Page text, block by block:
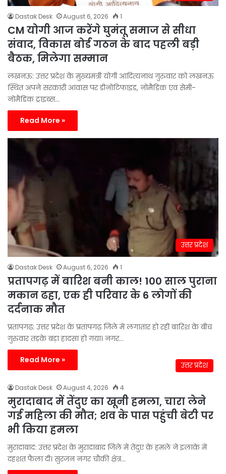
Dastak Desk August 6, 2026 1
CM योगी आज करेंगे घुमंतू समाज से सीधा
संवाद, विकास बोर्ड गठन के बाद पहली बड़ी
बैठक, मिलेगा सम्मान
लखनऊ: उत्तर प्रदेश के मुख्यमंत्री योगी आदित्यनाथ गुरुवार को लखनऊ
स्थित अपने सरकारी आवास पर डीनोटिफाइड, नोमैडिक एवं सेमी-
नोमैडिक ट्राइब्स…
Read More »
उत्तर प्रदेश
Dastak Desk August 6, 2026 1
प्रतापगढ़ में बारिश बनी काल! 100 साल पुराना
मकान ढहा, एक ही परिवार के 6 लोगों की
दर्दनाक मौत
प्रतापगढ़: उत्तर प्रदेश के प्रतापगढ़ जिले में लगातार हो रही बारिश के बीच
गुरुवार तड़के बड़ा हादसा हो गया। नगर…
Read More »
उत्तर प्रदेश
Dastak Desk August 4, 2026 4
मुरादाबाद में तेंदुए का खूनी हमला, चारा लेने
गई महिला की मौत; शव के पास पहुंची बेटी पर
भी किया हमला
मुरादाबाद: उत्तर प्रदेश के मुरादाबाद जिले में तेंदुए के हमले ने इलाके में
दहशत फैला दी। सुरजन नगर चौकी क्षेत्र…